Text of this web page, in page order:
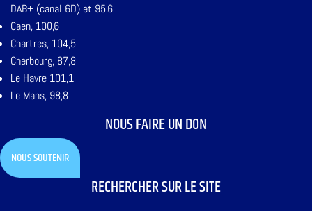
DAB+ (canal 6D) et 95,6
Caen, 100,6
Chartres, 104,5
Cherbourg, 87,8
Le Havre 101,1
Le Mans, 98,8
NOUS FAIRE UN DON
NOUS SOUTENIR
RECHERCHER SUR LE SITE